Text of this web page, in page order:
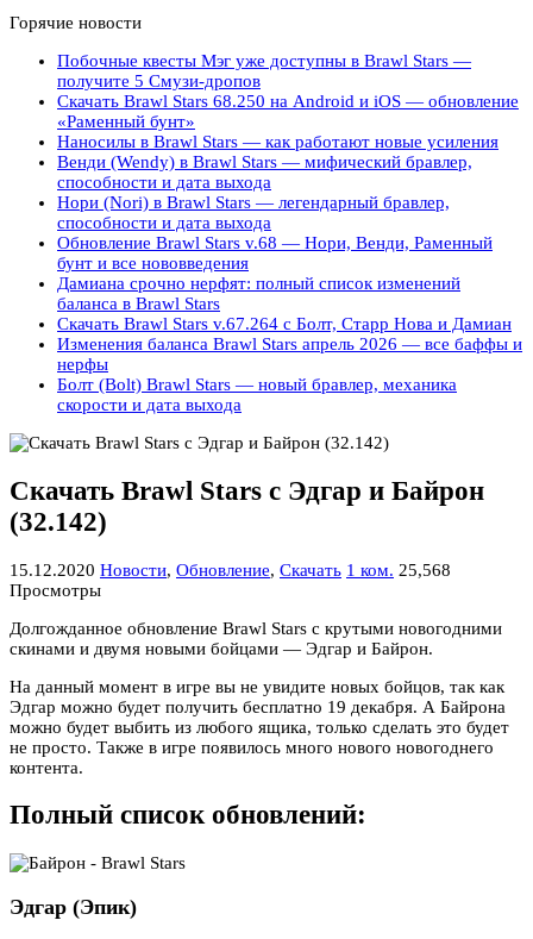
Горячие новости
Побочные квесты Мэг уже доступны в Brawl Stars —
получите 5 Смузи-дропов
Скачать Brawl Stars 68.250 на Android и iOS — обновление
«Раменный бунт»
Наносилы в Brawl Stars — как работают новые усиления
Венди (Wendy) в Brawl Stars — мифический бравлер,
способности и дата выхода
Нори (Nori) в Brawl Stars — легендарный бравлер,
способности и дата выхода
Обновление Brawl Stars v.68 — Нори, Венди, Раменный
бунт и все нововведения
Дамиана срочно нерфят: полный список изменений
баланса в Brawl Stars
Скачать Brawl Stars v.67.264 с Болт, Старр Нова и Дамиан
Изменения баланса Brawl Stars апрель 2026 — все баффы и
нерфы
Болт (Bolt) Brawl Stars — новый бравлер, механика
скорости и дата выхода
Скачать Brawl Stars с Эдгар и Байрон
(32.142)
15.12.2020 Новости, Обновление, Скачать 1 ком. 25,568
Просмотры
Долгожданное обновление Brawl Stars c крутыми новогодними
скинами и двумя новыми бойцами — Эдгар и Байрон.
На данный момент в игре вы не увидите новых бойцов, так как
Эдгар можно будет получить бесплатно 19 декабря. А Байрона
можно будет выбить из любого ящика, только сделать это будет
не просто. Также в игре появилось много нового новогоднего
контента.
Полный список обновлений:
Эдгар (Эпик)